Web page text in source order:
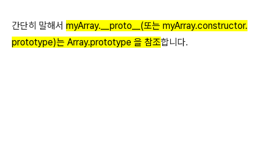
간단히 말해서 myArray.__proto__(또는 myArray.constructor.
prototype)는 Array.prototype 을 참조합니다.